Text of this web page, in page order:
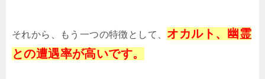
それから、もう一つの特徴として、 オカルト、幽霊
との遭遇率が高いです。